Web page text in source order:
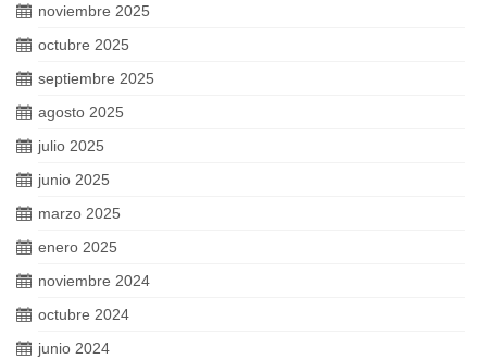
noviembre 2025
octubre 2025
septiembre 2025
agosto 2025
julio 2025
junio 2025
marzo 2025
enero 2025
noviembre 2024
octubre 2024
junio 2024